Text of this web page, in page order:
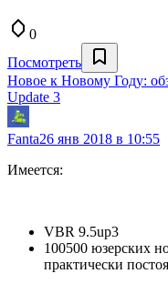
0
Посмотреть
Новое к Новому Году:
Update 3
Fanta26 янв 2018 в 10:55
Имеется:
VBR 9.5up3
100500 юзерских
практически